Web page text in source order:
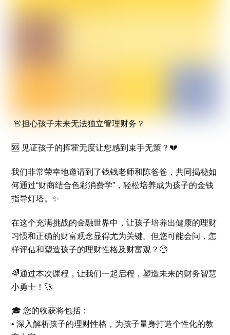
🚨担心孩子未来无法独立管理财务？
🆘 见证孩子的挥霍无度让您感到束手无策？💔
我们非常荣幸地邀请到了钱钱老师和陈爸爸，共同揭秘如
何通过“财商结合色彩消费学”，轻松培养成为孩子的金钱
指导灯塔。✨
在这个充满挑战的金融世界中，让孩子培养出健康的理财
习惯和正确的财富观念显得尤为关键。但您可能会问，怎
样评估和塑造孩子的理财性格及财富观？🧐
🌈通过本次课程，让我们一起启程，塑造未来的财务智慧
小勇士！🚀
🎓 您的收获将包括：
•⁠ ⁠深入解析孩子的理财性格，为孩子量身打造个性化的教